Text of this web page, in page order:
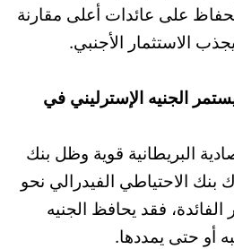
على عائدات أعلى مقارنة
الاستثمار الأجنبي.
الجنيه الإسترليني في
البريطانية قوية وظل بنك
بنك الاحتياطي الفيدرالي نحو
فقد يحافظ الجنيه
أو حتى يمددها.